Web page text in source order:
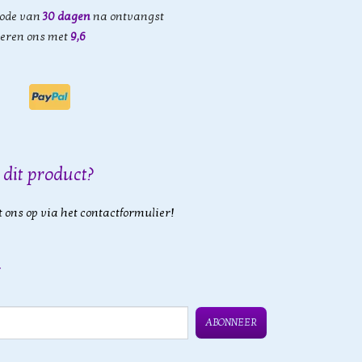
van30 dagenna ontvangst
ons met 9,6
product?
ons op via het contactformulier!
ABONNEER